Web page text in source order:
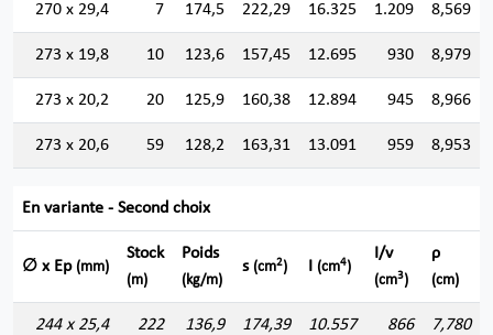
270 x 29,4 7 174,5 222,29 16.325 1.209 8,569
273 x 19,8 10 123,6 157,45 12.695 930 8,979
273 x 20,2 20 125,9 160,38 12.894 945 8,966
273 x 20,6 59 128,2 163,31 13.091 959 8,953
En variante - Second choix
∅ x Ep (mm)
Stock
(m)
Poids
(kg/m)
s (cm2) I (cm4)
I/v
(cm3)
ρ
(cm)
244 x 25,4 222 136,9 174,39 10.557 866 7,780